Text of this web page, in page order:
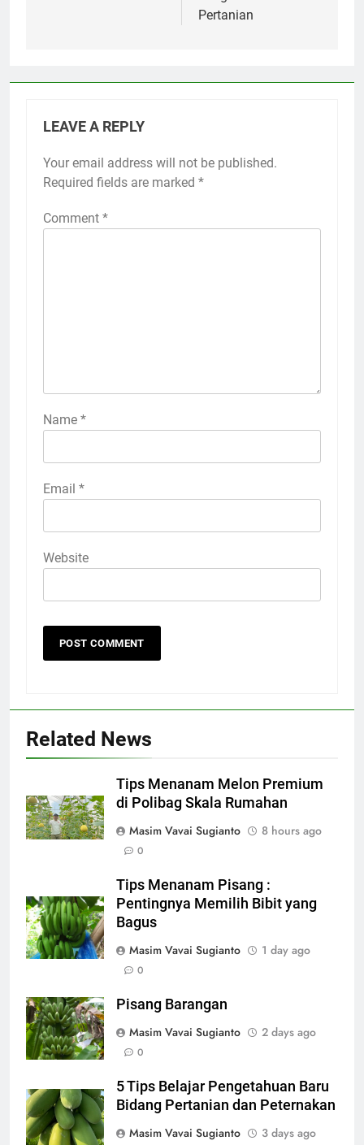
Pertanian
LEAVE A REPLY
Your email address will not be published.
Required fields are marked *
Comment *
Name *
Email *
Website
Related News
Tips Menanam Melon Premium
di Polibag Skala Rumahan
Masim Vavai Sugianto
8 hours ago
0
Tips Menanam Pisang :
Pentingnya Memilih Bibit yang
Bagus
Masim Vavai Sugianto
1 day ago
0
Pisang Barangan
Masim Vavai Sugianto
2 days ago
0
5 Tips Belajar Pengetahuan Baru
Bidang Pertanian dan Peternakan
Masim Vavai Sugianto
3 days ago